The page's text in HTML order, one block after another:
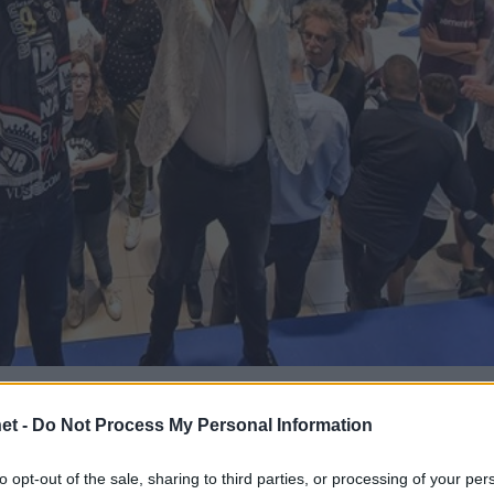
- Do Not Process My Personal Information
opt-out of the sale, sharing to third parties, or processing of your
έδρα κατά την επίσημη παρουσίαση του Κουβανο-
στιγμές αποθέωσης από τους τιφόζι
ονειρεύονται πλέον ακόμη περισσότερους